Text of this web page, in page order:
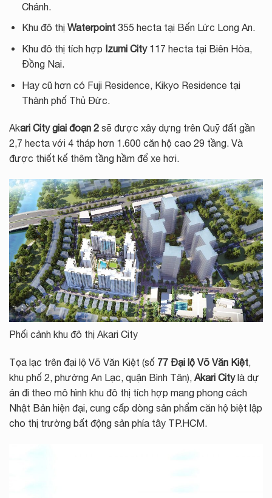
Chánh.
Khu đô thị Waterpoint355 hecta tại Bến Lức Long An.
Khu đô thị tích hợp Izumi City117 hecta tại Biên Hòa,
Đồng Nai.
Hay cũ hơn có Fuji Residence, Kikyo Residence tại
Thành phố Thủ Đức.
Akari City giai đoạn 2 sẽ được xây dựng trên Quỹ đất gần
2,7 hecta với 4 tháp hơn 1.600 căn hộ cao 29 tầng. Và
được thiết kế thêm tầng hầm để xe hơi.
Phối cảnh khu đô thị Akari City
Tọa lạc trên đại lộ Võ Văn Kiệt (số 77 Đại lộ Võ Văn Kiệt,
khu phố 2, phường An Lạc, quận Bình Tân), Akari Citylà dự
án đi theo mô hình khu đô thị tích hợp mang phong cách
Nhật Bản hiện đại, cung cấp dòng sản phẩm căn hộ biệt lập
cho thị trường bất động sản phía tây TP.HCM.